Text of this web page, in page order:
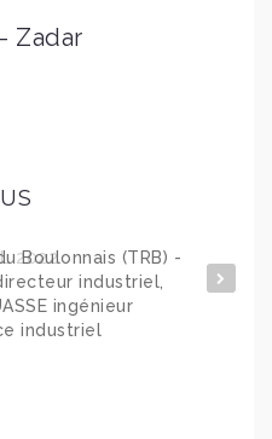
Zadar
Boulonnais (TRB) -
industriel,
ingénieur
industriel